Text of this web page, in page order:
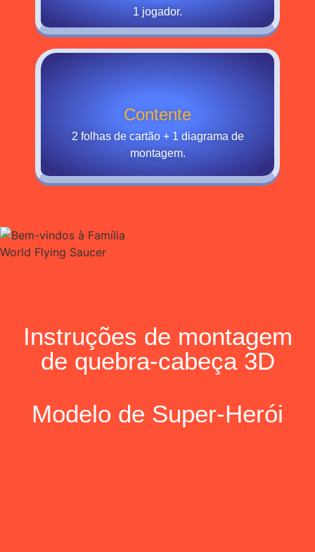
1 jogador.
Contente
2 folhas de cartão + 1 diagrama de
montagem.
Instruções de montagem
de quebra-cabeça 3D
Modelo de Super-Herói